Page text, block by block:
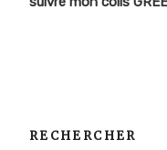
RECHERCHER